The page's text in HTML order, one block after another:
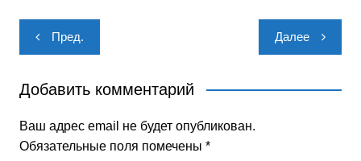
Навигация
по
записям
Пред. Далее
Добавить комментарий
Ваш адрес email не будет опубликован.
Обязательные поля помечены *